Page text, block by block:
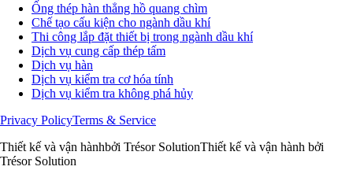
Ống thép hàn thẳng hồ quang chìm
Chế tạo cấu kiện cho ngành dầu khí
Thi công lắp đặt thiết bị trong ngành dầu khí
Dịch vụ cung cấp thép tấm
Dịch vụ hàn
Dịch vụ kiểm tra cơ hóa tính
Dịch vụ kiểm tra không phá hủy
Privacy PolicyTerms & Service
Thiết kế và vận hànhbởi Trésor SolutionThiết kế và vận hành bởi
Trésor Solution